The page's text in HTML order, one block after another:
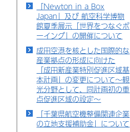
「Newton in a Box
Japan」及び 航空科学博物
館夏季展示「世界をつなぐボ
ーイング」の開催について
成田空港を核とした国際的な
産業拠点の形成に向けた
「成田新産業特別促進区域基
本計画」の変更について～観
光分野として、同計画初の重
点促進区域の設定～
「千葉県航空機整備関連企業
の立地支援補助金」について